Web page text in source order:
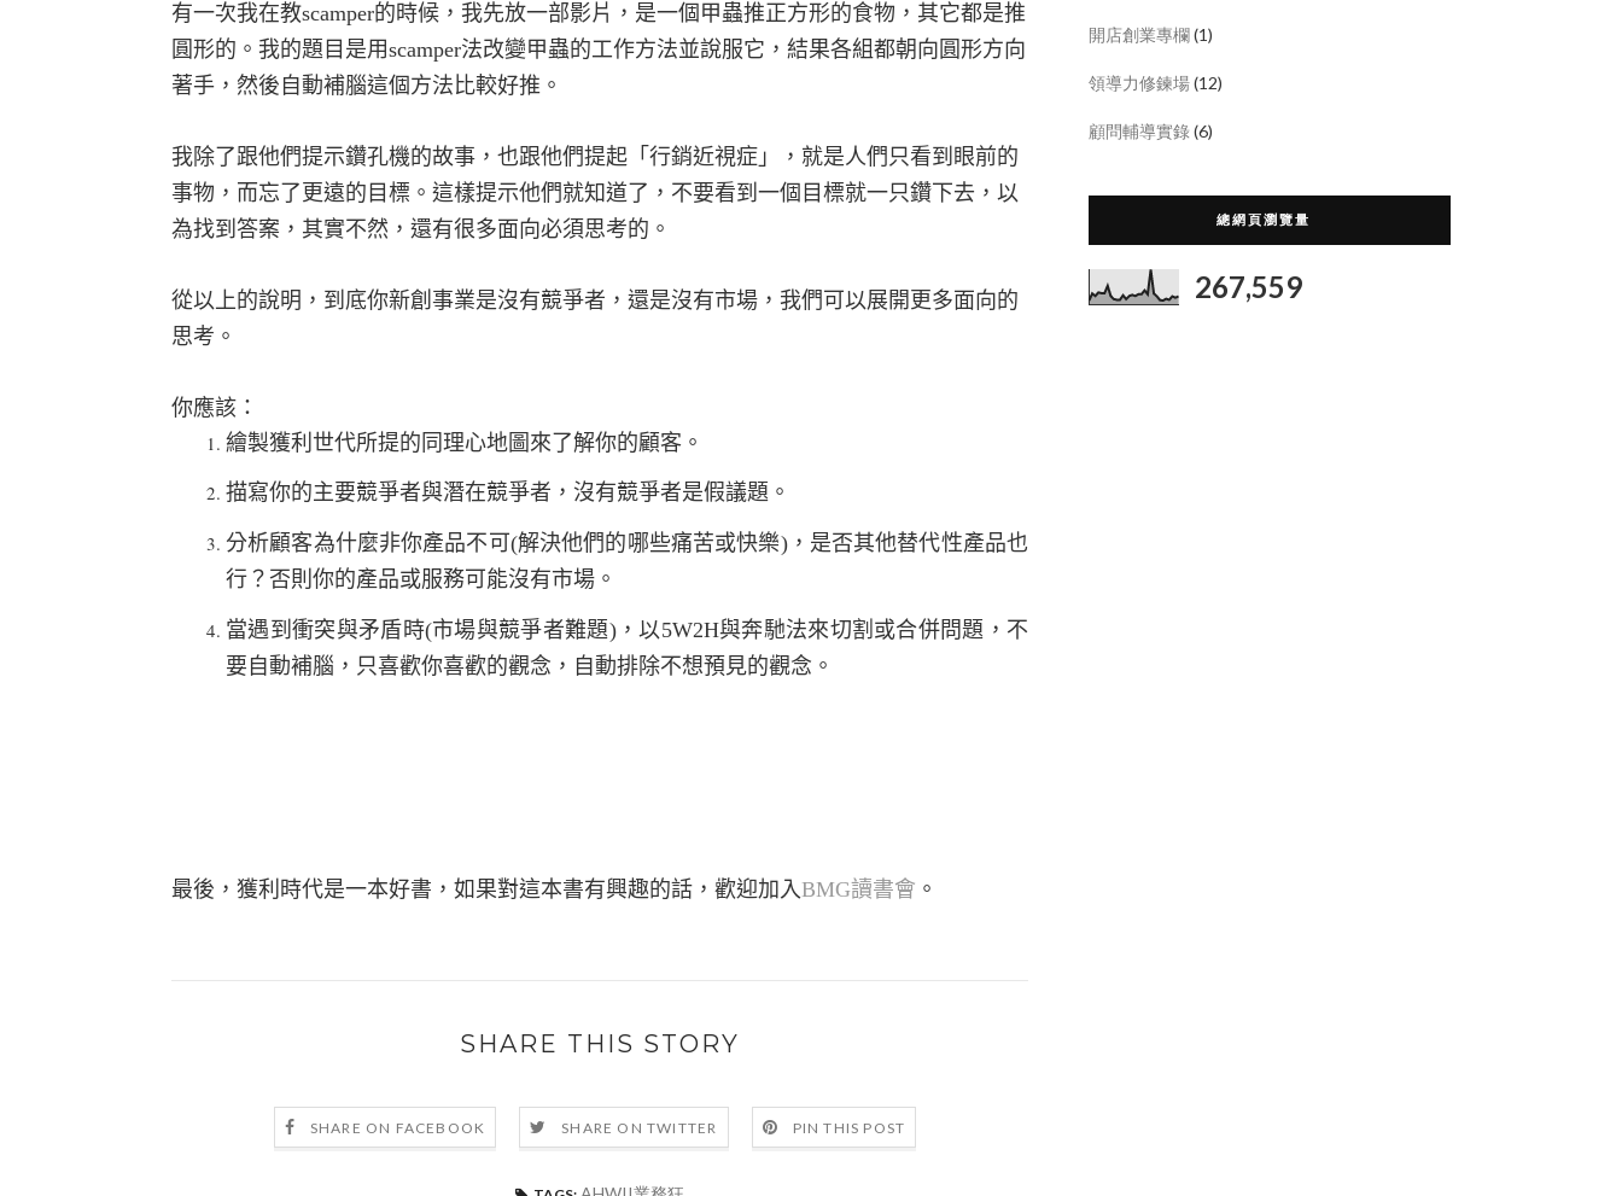
有一次我在教scamper的時候，我先放一部影片，是一個甲蟲推正方形的食物，其它都是推
圓形的。我的題目是用scamper法改變甲蟲的工作方法並說服它，結果各組都朝向圓形方向
著手，然後自動補腦這個方法比較好推。
我除了跟他們提示鑽孔機的故事，也跟他們提起「行銷近視症」，就是人們只看到眼前的
事物，而忘了更遠的目標。這樣提示他們就知道了，不要看到一個目標就一只鑽下去，以
為找到答案，其實不然，還有很多面向必須思考的。
從以上的說明，到底你新創事業是沒有競爭者，還是沒有市場，我們可以展開更多面向的
思考。
你應該：
繪製獲利世代所提的同理心地圖來了解你的顧客。
描寫你的主要競爭者與潛在競爭者，沒有競爭者是假議題。
分析顧客為什麼非你產品不可 (解決他們的哪些痛苦或快樂)，是否其他替代性產品也
行？否則你的產品或服務可能沒有市場。
當遇到衝突與矛盾時(市場與競爭者難題)，以5W2H與奔馳法來切割或合併問題，不
要自動補腦，只喜歡你喜歡的觀念，自動排除不想預見的觀念。
最後，獲利時代是一本好書，如果對這本書有興趣的話，歡迎加入BMG讀書會 。
SHARE THIS STORY
SHARE ON FACEBOOK SHARE ON TWITTER PIN THIS POST
開店創業專欄(1)
領導力修鍊場(12)
顧問輔導實錄(6)
總網頁瀏覽量
267,559